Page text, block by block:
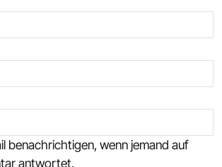
benachrichtigen, wenn jemand auf
antwortet.